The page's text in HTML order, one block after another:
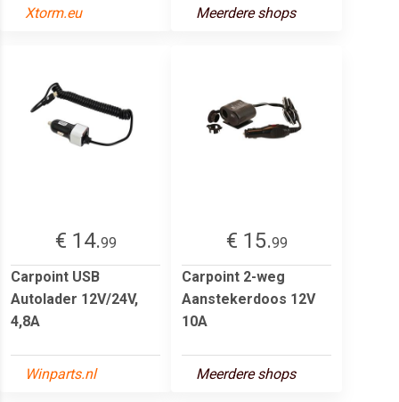
Xtorm.eu
Meerdere shops
€ 14.99
Carpoint USB
Autolader 12V/24V,
4,8A
Winparts.nl
€ 15.99
Carpoint 2-weg
Aanstekerdoos 12V
10A
Meerdere shops